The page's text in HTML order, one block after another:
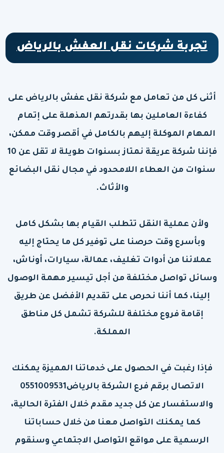
تجربة شركات نقل العفش بالرياض
أثنى كل من تعامل مع شركة نقل عفش بالرياض على
كفاءة العاملين بها بقدرتهم المذهلة على إتمام
المهام الموكلة إليهم بالكامل في أقصر وقت ممكن،
فإننا شركة عريقة نمتاز بسنوات طويلة لا تقل عن 10
سنوات من العطاء اللامحدود في مجال نقل البضائع
والأثاث.
ولأن عملية النقل تتطلب القيام بها بشكل كامل
وبأسرع وقت حرصنا على توفير كل ما يحتاج إليه
عملائنا من أدوات تغليف، عمالة، سيارات، أوناش،
وسائل تواصل مختلفة من أجل تيسير مهمة الوصول
إلينا، كما أننا نحرص على تقديم الأفضل عن طريق
إقامة فروع مختلفة للشركة تشمل كل مناطق
المملكة.
فإذا رغبت في الحصول على خدماتنا المميزة يمكنك
الاتصال برقم فرع الشركة بالرياض0551009531
والاستفسار عن كل جديد مقدم خلال الفترة الحالية،
كما يمكنك التواصل معنا من خلال حساباتنا
الرسمية على مواقع التواصل الاجتماعي وسنقوم